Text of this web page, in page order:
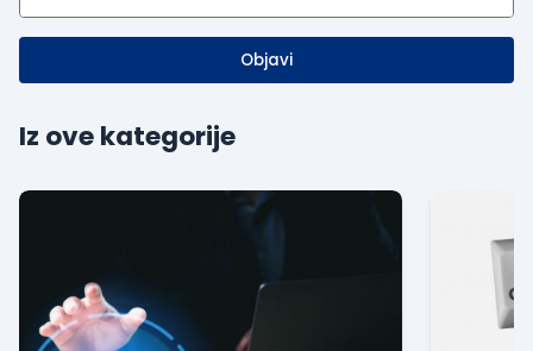
Objavi
Iz ove kategorije